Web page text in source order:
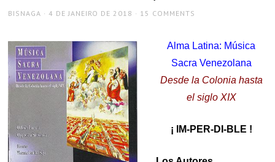
AUTHOR
BISNAGA
POSTED
4 DE JANEIRO DE 2018 15 COMMENTS
Alma Latina: Música
Sacra Venezolana
Desde la Colonia hasta
el siglo XIX
¡ IM-PER-DI-BLE !